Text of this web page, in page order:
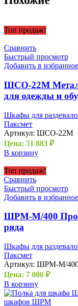
Топ продаж!
Сравнить
Быстрый просмотр
Добавить в избранное
ШСО-22М
для одежды и
Шкафы для
Паксмет
Артикул: ШСО-22М
Цена: 51 883 ₽
В корзину
Топ продаж!
Сравнить
Быстрый просмотр
Добавить в избранное
ШРМ-М/400
ряда
Шкафы для
Паксмет
Артикул: ШРМ-М/
Цена: 7 000 ₽
В корзину